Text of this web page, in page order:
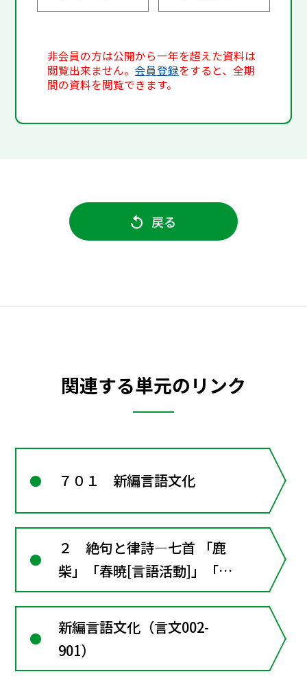
非会員の方は公開から一年を超えた資料は
閲覧出来ません。会員登録をすると、全期
間の資料を閲覧できます。
戻る
関連する単元のリンク
７０１ 新編言語文化
２ 絶句と律詩―七首 「鹿
柴」「春暁[言語活動]」「黄
鶴楼送孟浩然之広陵」「贈汪
倫」「涼州詞」「春望」〈漢
詩と日本文学〉〔言語活動〕
訳詩を書く■漢文の窓２･･･
新編言語文化（言文002-
901）